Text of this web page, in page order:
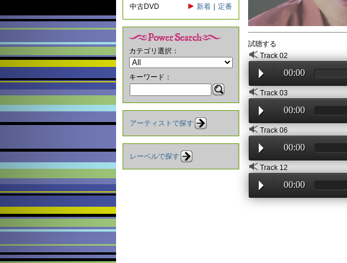
中古DVD
新着 定番
カテゴリ選択：
キーワード：
アーティストで探す
レーベルで探す
試聴する
Track 02
00:00
Track 03
00:00
Track 06
00:00
Track 12
00:00